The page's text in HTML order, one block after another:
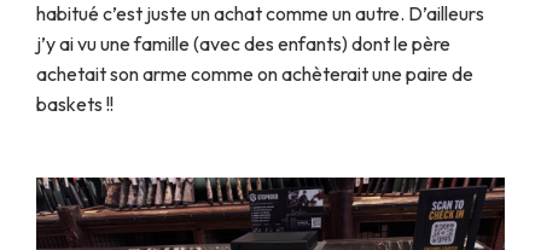
habitué c’est juste un achat comme un autre. D’ailleurs
j’y ai vu une famille (avec des enfants) dont le père
achetait son arme comme on achèterait une paire de
baskets !!